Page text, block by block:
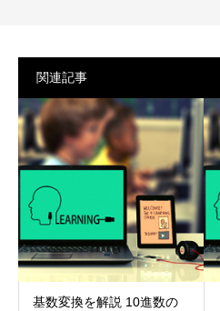
関連記事
基数変換を解説 10進数の